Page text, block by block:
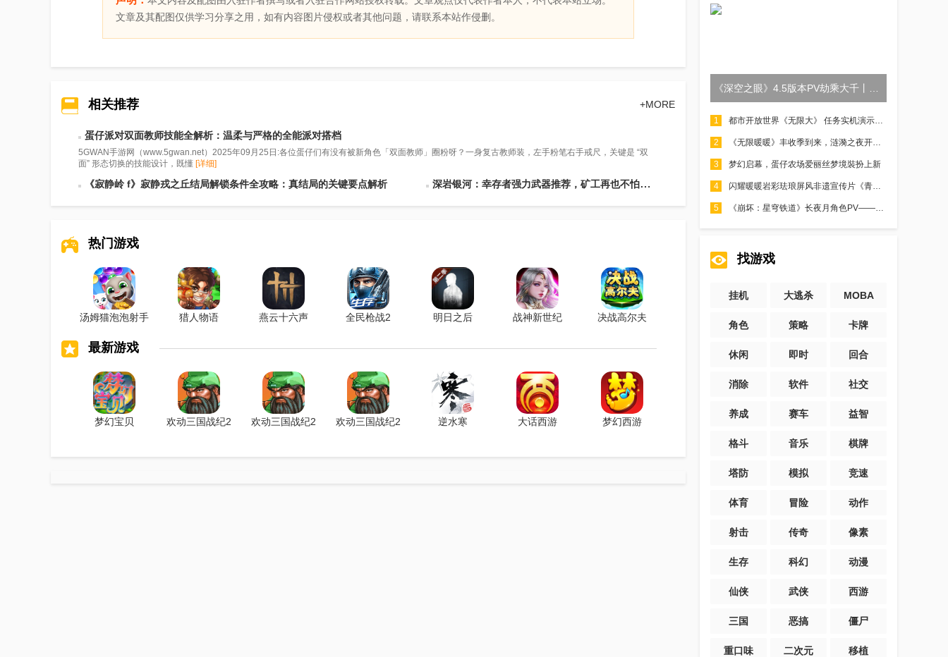
文章及其配图仅供学习分享之用，如有内容图片侵权或者其他问题，请联系本站作侵删。
相关推荐 +MORE
蛋仔派对双面教师技能全解析：温柔与严格的全能派对搭档
5GWAN手游网（www.5gwan.net）2025年09月25日:各位蛋仔们有没有被新角色「双面教师」圈粉呀？一身复古教师装，左手粉笔右手戒尺，关键是 “双
面” 形态切换的技能设计，既懂 [详细]
《寂静岭 f》寂静戎之丘结局解锁条件全攻略：真结局的关键要点解析 深岩银河：幸存者强力武器推荐，矿工再也不怕虫潮了！
热门游戏
汤姆猫泡泡射手 猎人物语 燕云十六声 全民枪战2 明日之后 战神新世纪 决战高尔夫
最新游戏
梦幻宝贝 欢动三国战纪2 欢动三国战纪2 欢动三国战纪2 逆水寒 大话西游 梦幻西游
1 都市开放世界《无限大》 任务实机演示公开！
2 《无限暖暖》丰收季到来，涟漪之夜开场在即！
3 梦幻启幕，蛋仔农场爱丽丝梦境裝扮上新
4 闪耀暖暖岩彩珐琅屏风非遗宣传片《青黛入绮屏》，正式上线！
5 《崩坏：星穹铁道》长夜月角色PV——天黑请闭眼
找游戏
挂机 大逃杀 MOBA
角色 策略 卡牌
休闲 即时 回合
消除 软件 社交
养成 赛车 益智
格斗 音乐 棋牌
塔防 模拟 竞速
体育 冒险 动作
射击 传奇 像素
生存 科幻 动漫
仙侠 武侠 西游
三国 恶搞 僵尸
重口味 二次元 移植